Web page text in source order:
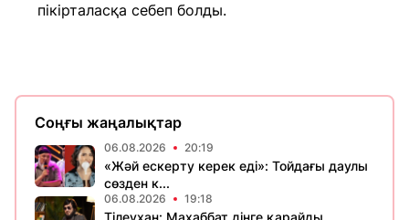
пікірталасқа себеп болды.
Соңғы жаңалықтар
06.08.2026 20:19
«Жәй ескерту керек еді»: Тойдағы даулы
сөзден к...
06.08.2026 19:18
Тілеухан: Махаббат дінге қарайды,